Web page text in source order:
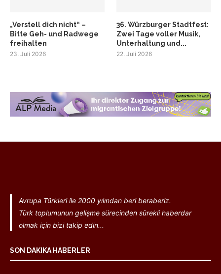
„Verstell dich nicht“ –
Bitte Geh- und Radwege
freihalten
23. Juli 2026
36. Würzburger Stadtfest:
Zwei Tage voller Musik,
Unterhaltung und...
22. Juli 2026
Avrupa Türkleri ile 2000 yılından beri beraberiz.
Türk toplumunun gelişme sürecinden sürekli haberdar
olmak için bizi takip edin...
SON DAKIKA HABERLER